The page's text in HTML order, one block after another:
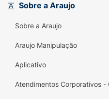
Sobre a Araujo
Sobre a Araujo
Araujo Manipulação
Aplicativo
Atendimentos Corporativos -